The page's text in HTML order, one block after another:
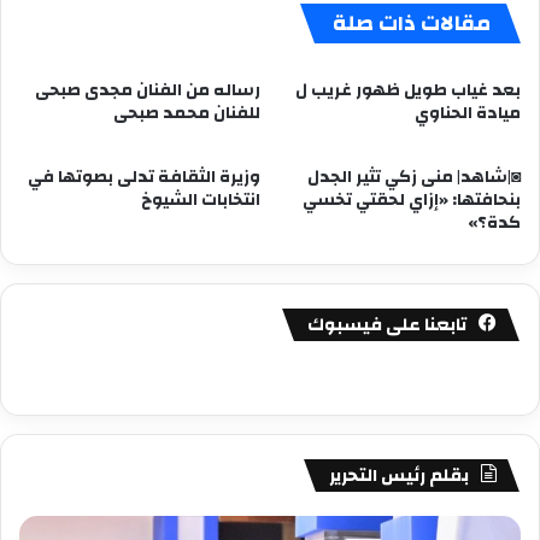
مقالات ذات صلة
بعد غياب طويل ظهور غريب ل
ميادة الحناوي
رساله من الفنان مجدى صبحى
للفنان محمد صبحى
◙|شاهد| منى زكي تثير الجدل
بنحافتها: «إزاي لحقتي تخسي
كدة؟»
وزيرة الثقافة تدلى بصوتها في
انتخابات الشيوخ
تابعنا على فيسبوك
بقلم رئيس التحرير
مصطفى